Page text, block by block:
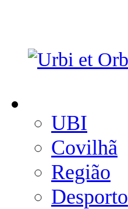
UBI
Covilhã
Região
Desporto